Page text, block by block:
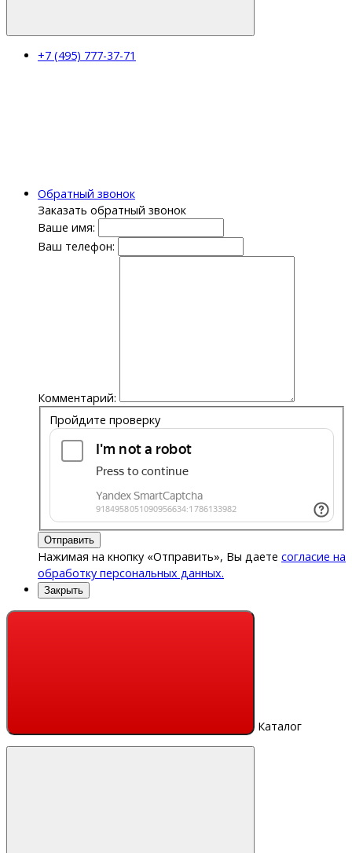
+7 (495) 777-37-71
Обратный звонок
Заказать обратный звонок
Ваше имя:
Ваш телефон:
Комментарий:
Пройдите проверку
Отправить
Нажимая на кнопку «Отправить», Вы даете согласие на
обработку персональных данных.
Закрыть
Каталог